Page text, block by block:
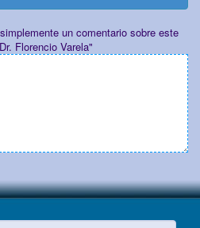
un comentario sobre este
Florencio Varela"